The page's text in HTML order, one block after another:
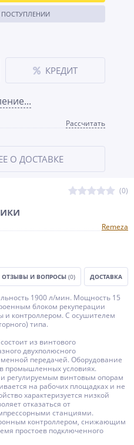
(0)
КРЕДИТ
Рассчитать
О ДОСТАВКЕ
Remeza
ОТЗЫВЫ И ВОПРОСЫ (0) ДОСТАВКА
1900 л/мин. Мощность 15
блоком рекуперации
и контроллером. С осушителем
типа.
из винтового
двухполюсного
передачей. Оборудование
промышленных условиях.
регулируемым винтовым опорам
на рабочих площадках и не
характеризуется низкой
отказаться от
станциями.
контроллером, снижающим
простоев подключенного